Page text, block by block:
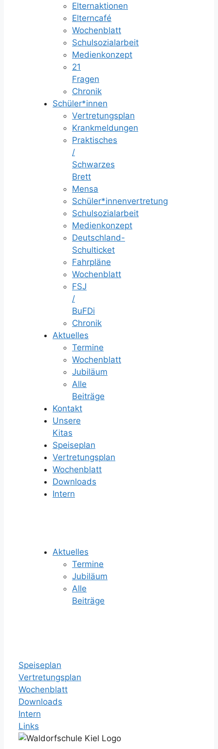
Elternaktionen
Elterncafé
Wochenblatt
Schulsozialarbeit
Medienkonzept
21
Fragen
Chronik
Schüler*innen
Vertretungsplan
Krankmeldungen
Praktisches
/
Schwarzes
Brett
Mensa
Schüler*innenvertretung
Schulsozialarbeit
Medienkonzept
Deutschland-
Schulticket
Fahrpläne
Wochenblatt
FSJ
/
BuFDi
Chronik
Aktuelles
Termine
Wochenblatt
Jubiläum
Alle
Beiträge
Kontakt
Unsere
Kitas
Speiseplan
Vertretungsplan
Wochenblatt
Downloads
Intern
Aktuelles
Termine
Jubiläum
Alle
Beiträge
Speiseplan
Vertretungsplan
Wochenblatt
Downloads
Intern
Links